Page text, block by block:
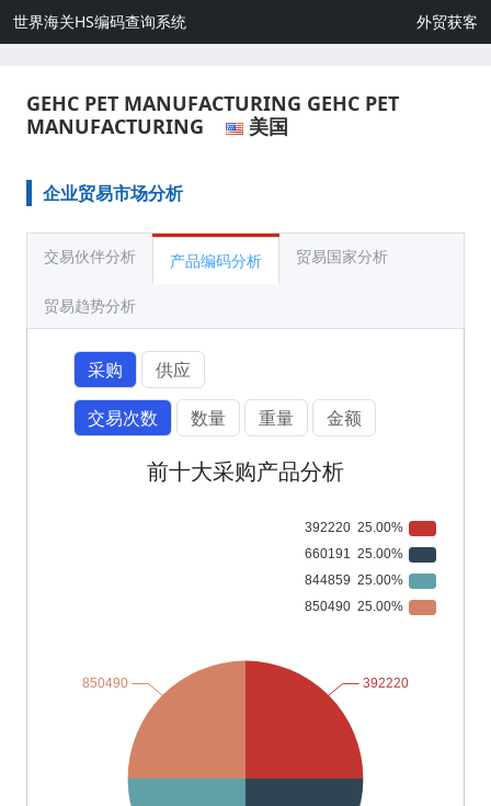
世界海关HS编码查询系统 外贸获客
GEHC PET MANUFACTURING GEHC PET
MANUFACTURING
美国
企业贸易市场分析
交易伙伴分析 产品编码分析 贸易国家分析
贸易趋势分析
采购
供应
交易次数
数量 重量 金额
前十大采购产品分析